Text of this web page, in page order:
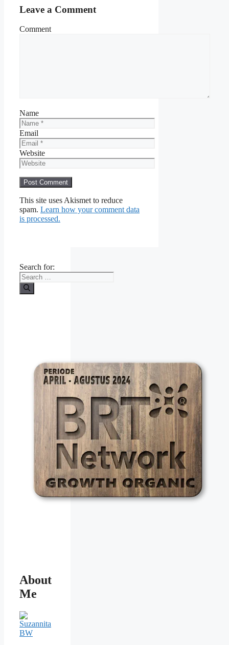
Leave a Comment
Comment
Name
Email
Website
This site uses Akismet to reduce
spam. Learn how your comment data
is processed.
Search for:
About
Me